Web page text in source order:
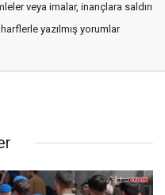
veya imalar, inançlara saldırı
yazılmış yorumlar